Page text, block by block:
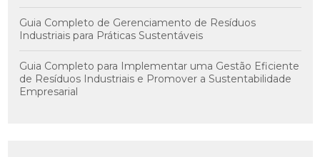
Guia Completo de Gerenciamento de Resíduos
Industriais para Práticas Sustentáveis
Guia Completo para Implementar uma Gestão Eficiente
de Resíduos Industriais e Promover a Sustentabilidade
Empresarial